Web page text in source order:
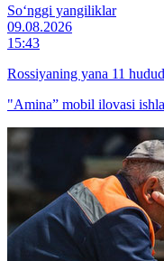
So‘nggi yangiliklar
09.08.2026
15:43
Rossiyaning yana 11
"Amina” mobil ilovasi